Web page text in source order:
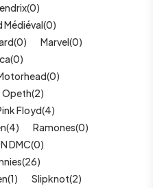
(0)
Médiéval(0)
(0) Marvel(0)
(0)
(0)
Opeth(2)
Floyd(4)
(4) Ramones(0)
DMC(0)
(26)
(1) Slipknot(2)